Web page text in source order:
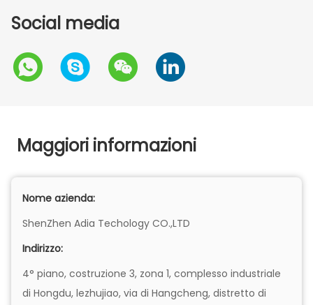
Social media
Maggiori informazioni
Nome azienda:
ShenZhen Adia Techology CO.,LTD
Indirizzo:
4° piano, costruzione 3, zona 1, complesso industriale
di Hongdu, lezhujiao, via di Hangcheng, distretto di